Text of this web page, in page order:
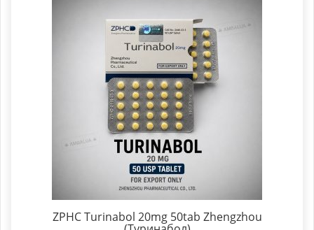
ZPHC Turinabol 20mg 50tab Zhengzhou